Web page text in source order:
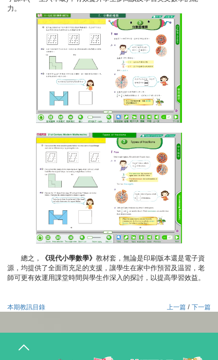
力。
總之， 《現代小學數學》 教材套，無論是印刷版本還是電子資
源，均提供了全面而充足的支援，讓學生在家中作預習及温習，老
師可更有效運用課堂時間與學生作深入的探討，以提高學習效益。
本期教訊目錄 上一篇 / 下一篇
T